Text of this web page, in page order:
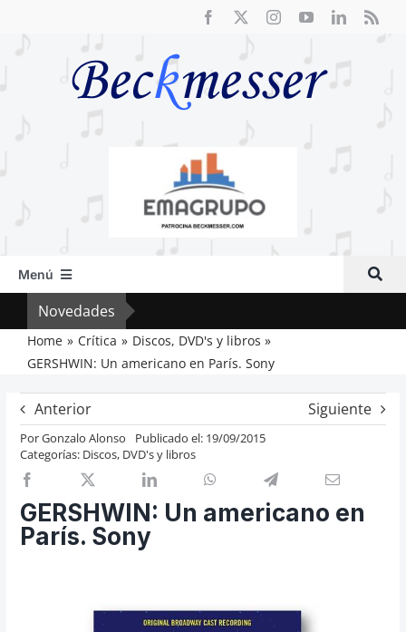
Menú
Inicio
Actual
Artículos
Crítica
Previos de ópera
Entrevistas
Recomendación
Cosas de Beckmesser
Nosotros y privacidad
Novedades
Home Crítica
Discos, DVD's y libros
GERSHWIN: Un americano en París. Sony
Anterior Siguiente
PorGonzalo Alonso
Publicado el: 19/09/2015
Categorías: Discos, DVD's y libros
GERSHWIN: Un americano en
París. Sony